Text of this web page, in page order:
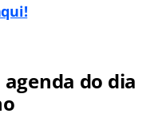
do dia